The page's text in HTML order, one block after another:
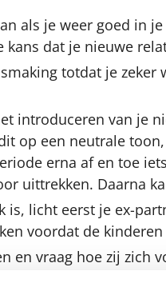
als je weer goed in
kans dat je nieuwe
totdat je zeker
introduceren van je
op een neutrale
erna af en toe
uittrekken. Daarna
is, licht eerst je ex-
voordat de
en vraag hoe zij zich